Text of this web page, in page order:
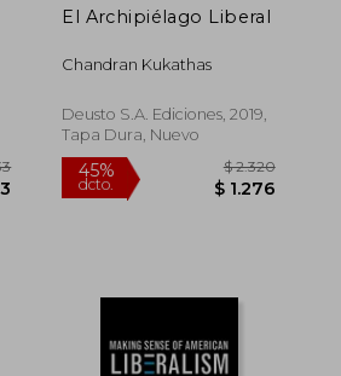
El Archipiélago Liberal
Chandran Kukathas
Deusto S.A. Ediciones, 2019,
Tapa Dura, Nuevo